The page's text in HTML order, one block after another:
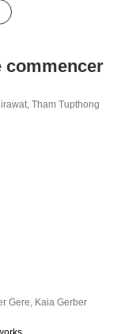
commencer
,Tham Tupthong
Gere, Kaia Gerber